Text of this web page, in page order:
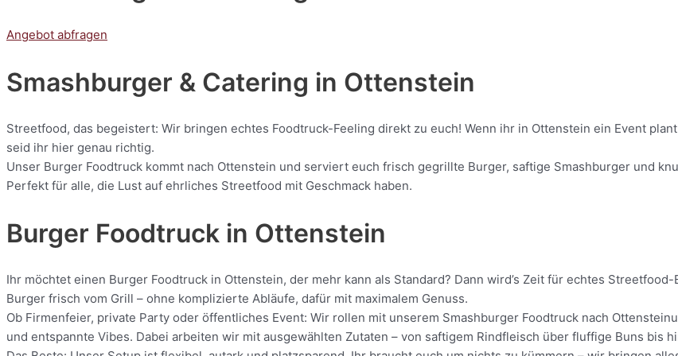
Angebot abfragen
Smashburger & Catering in Ottenstein
Streetfood, das begeistert: Wir bringen echtes Foodtruck-Feeling direkt zu euch! Wenn ihr in Ottenstein ein Event
seid ihr hier genau richtig.
Unser Burger Foodtruck kommt nach Ottenstein und serviert euch frisch gegrillte Burger, saftige Smashburger und
Perfekt für alle, die Lust auf ehrliches Streetfood mit Geschmack haben.
Burger Foodtruck in Ottenstein
Ihr möchtet einen Burger Foodtruck in Ottenstein, der mehr kann als Standard? Dann wird’s Zeit für echtes
Burger frisch vom Grill – ohne komplizierte Abläufe, dafür mit maximalem Genuss.
Ob Firmenfeier, private Party oder öffentliches Event: Wir rollen mit unserem Smashburger Foodtruck nach
und entspannte Vibes. Dabei arbeiten wir mit ausgewählten Zutaten – von saftigem Rindfleisch über fluffige Buns bis